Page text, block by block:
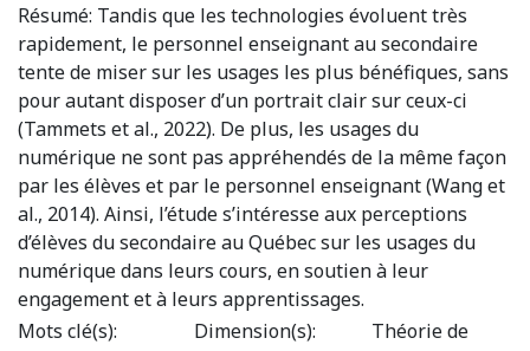
Résumé: Tandis que les technologies évoluent très
rapidement, le personnel enseignant au secondaire
tente de miser sur les usages les plus bénéfiques, sans
pour autant disposer d’un portrait clair sur ceux-ci
(Tammets et al., 2022). De plus, les usages du
numérique ne sont pas appréhendés de la même façon
par les élèves et par le personnel enseignant (Wang et
al., 2014). Ainsi, l’étude s’intéresse aux perceptions
d’élèves du secondaire au Québec sur les usages du
numérique dans leurs cours, en soutien à leur
engagement et à leurs apprentissages.
Mots clé(s):
Dimension(s):
Théorie de